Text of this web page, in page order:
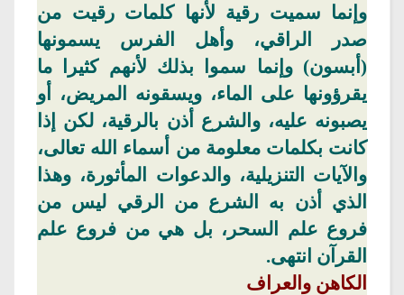
وإنما سميت رقية لأنها كلمات رقيت من
صدر الراقي، وأهل الفرس يسمونها
( أبسون) وإنما سموا بذلك لأنهم كثيرا ما
يقرؤونها على الماء، ويسقونه المريض، أو
يصبونه عليه،والشرع أذن بالرقية، لكن إذا
كانت بكلمات معلومة من أسماء الله تعالى،
والآيات
التنزيلية،والدعوات المأثورة، وهذا
الذي أذن به
الشرع من الرقي ليس من
فروع علم السحر، بل هي من فروع علم
القرآن انتهى.
الكاهن والعراف